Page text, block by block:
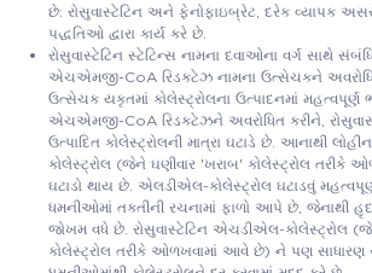
છે: રોસુવાસ્ટેટિન અને ફેનોફાઇબ્રેટ, દરેક વ્યાપક
પદ્ધતિઓ દ્વારા કાર્ય કરે છે.
રોસુવાસ્ટેટિન સ્ટેટિન્સ નામના દવાઓના વર્ગ સાથે
એચએમજી-CoA રિડક્ટેઝ નામના ઉત્સેચકને
ઉત્સેચક યકૃતમાં કોલેસ્ટ્રોલના ઉત્પાદનમાં મહત્વપૂર્ણ
એચએમજી-CoA રિડક્ટેઝને અવરોધિત કરીને,
ઉત્પાદિત કોલેસ્ટ્રોલની માત્રા ઘટાડે છે. આનાથી
કોલેસ્ટ્રોલ (જેને ઘણીવાર 'ખરાબ' કોલેસ્ટ્રોલ તરીકે
ઘટાડો થાય છે. એલડીએલ-કોલેસ્ટ્રોલ ઘટાડવું
ધમનીઓમાં તકતીની રચનામાં ફાળો આપે છે, જેનાથી
જોખમ વધે છે. રોસુવાસ્ટેટિન એચડીએલ-કોલેસ્ટ્રોલ
કોલેસ્ટ્રોલ તરીકે ઓળખવામાં આવે છે) ને પણ સાધારણ